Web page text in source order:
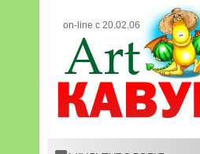
on-line с 20.02.06